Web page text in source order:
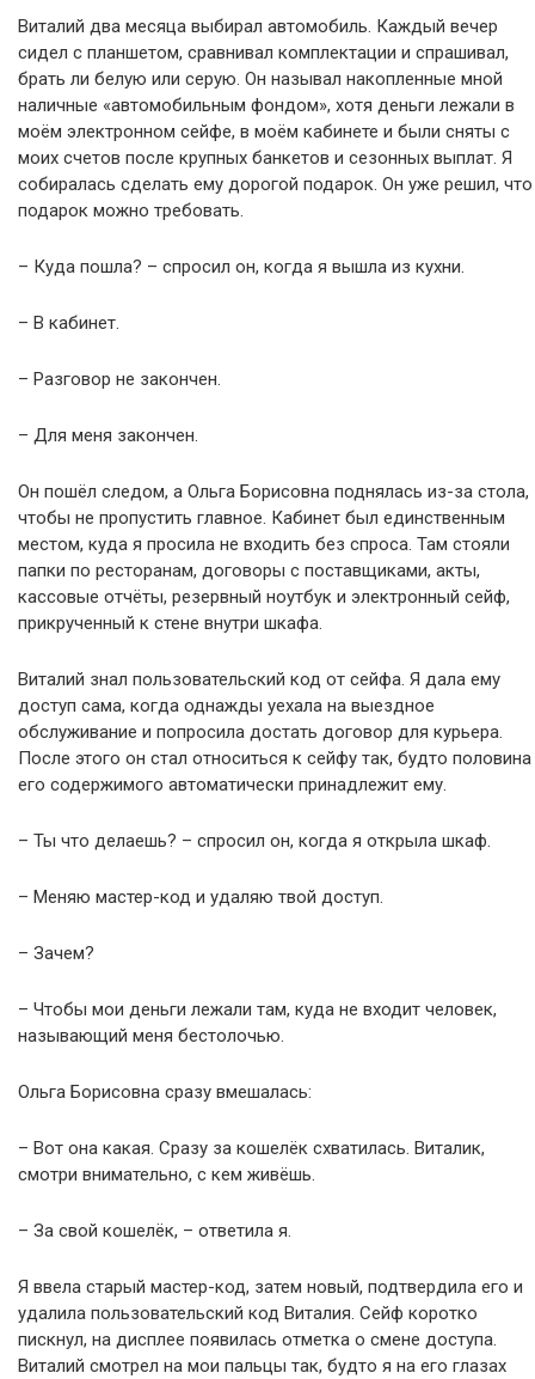
Виталий два месяца выбирал автомобиль. Каждый вечер
сидел с планшетом, сравнивал комплектации и спрашивал,
брать ли белую или серую. Он называл накопленные мной
наличные «автомобильным фондом», хотя деньги лежали в
моём электронном сейфе, в моём кабинете и были сняты с
моих счетов после крупных банкетов и сезонных выплат. Я
собиралась сделать ему дорогой подарок. Он уже решил, что
подарок можно требовать.
– Куда пошла? – спросил он, когда я вышла из кухни.
– В кабинет.
– Разговор не закончен.
– Для меня закончен.
Он пошёл следом, а Ольга Борисовна поднялась из-за стола,
чтобы не пропустить главное. Кабинет был единственным
местом, куда я просила не входить без спроса. Там стояли
папки по ресторанам, договоры с поставщиками, акты,
кассовые отчёты, резервный ноутбук и электронный сейф,
прикрученный к стене внутри шкафа.
Виталий знал пользовательский код от сейфа. Я дала ему
доступ сама, когда однажды уехала на выездное
обслуживание и попросила достать договор для курьера.
После этого он стал относиться к сейфу так, будто половина
его содержимого автоматически принадлежит ему.
– Ты что делаешь? – спросил он, когда я открыла шкаф.
– Меняю мастер-код и удаляю твой доступ.
– Зачем?
– Чтобы мои деньги лежали там, куда не входит человек,
называющий меня бестолочью.
Ольга Борисовна сразу вмешалась:
– Вот она какая. Сразу за кошелёк схватилась. Виталик,
смотри внимательно, с кем живёшь.
– За свой кошелёк, – ответила я.
Я ввела старый мастер-код, затем новый, подтвердила его и
удалила пользовательский код Виталия. Сейф коротко
пискнул, на дисплее появилась отметка о смене доступа.
Виталий смотрел на мои пальцы так, будто я на его глазах